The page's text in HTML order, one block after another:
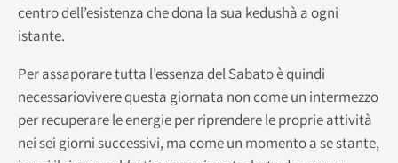
centro dell’esistenza che dona la sua kedushà a ogni
istante.
Per assaporare tutta l’essenza del Sabato è quindi
necessariovivere questa giornata non come un intermezzo
per recuperare le energie per riprendere le proprie attività
nei sei giorni successivi, ma come un momento a se stante,